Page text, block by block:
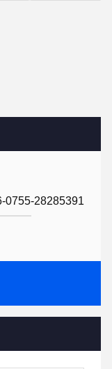
0755-28285391